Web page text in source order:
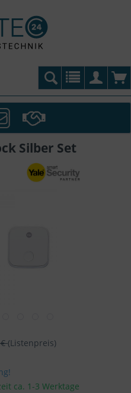
Silber Set
€(Listenpreis)
ca. 1-3 Werktage